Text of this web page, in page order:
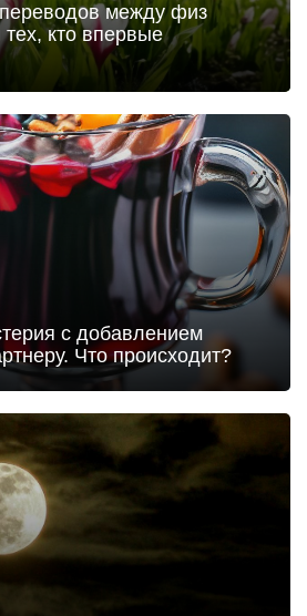
между физ
кто впервые
с добавлением
Что происходит?